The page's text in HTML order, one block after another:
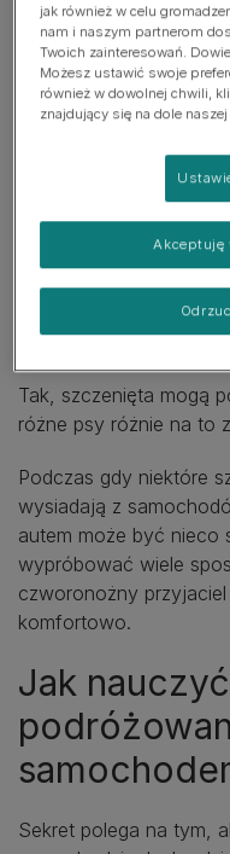
Środki
Choroba
Czy
Tak, szczenięta mogą
różne psy różnie na to
Podczas gdy niektóre
wysiadają z
autem może być nieco
wypróbować wiele
czworonożny
komfortowo.
Jak
Sekret polega na tym,
jak również w celu
nam i naszym partnerom
Twoich zainteresowań.
Możesz ustawić swoje
również w dowolnej chwili,
znajdujący się na dole naszej